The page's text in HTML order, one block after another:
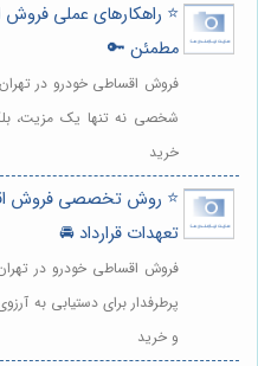
⭐️ راهکارهای عملی
مطمئن 🔑
فروش اقساطی خودرو در
شخصی نه تنها یک مزیت،
خرید
⭐️ روش تخصصی فروش
تعهدات قرارداد 🚘
فروش اقساطی خودرو در
پرطرفدار برای دستیابی به
و خرید